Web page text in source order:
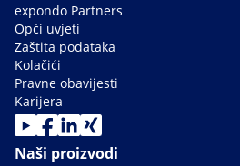
expondo Partners
Opći uvjeti
Zaštita podataka
Kolačići
Pravne obavijesti
Karijera
Naši proizvodi